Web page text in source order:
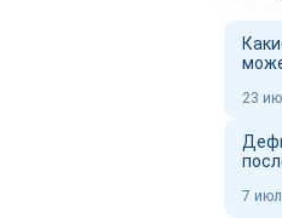
23
7